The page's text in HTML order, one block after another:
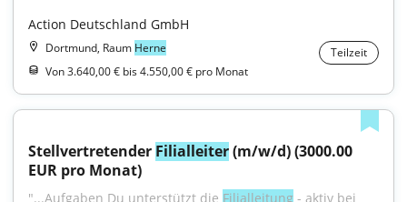
Action Deutschland GmbH
Dortmund, Raum Herne
Teilzeit
Von 3.640,00 € bis 4.550,00 € pro Monat
Stellvertretender Filialleiter (m/w/d) (3000.00
EUR pro Monat)
"...Aufgaben Du unterstützt die Filialleitung - aktiv bei